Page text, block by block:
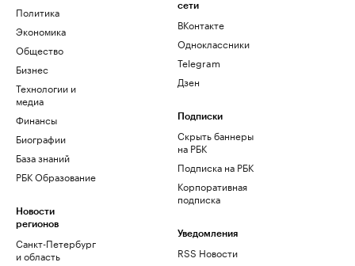
Политика
Экономика
Общество
Бизнес
Технологии и
медиа
Финансы
Биографии
База знаний
РБК Образование
Новости
регионов
Санкт-Петербург
и область
сети
ВКонтакте
Одноклассники
Telegram
Дзен
Подписки
Скрыть баннеры
на РБК
Подписка на РБК
Корпоративная
подписка
Уведомления
RSS Новости